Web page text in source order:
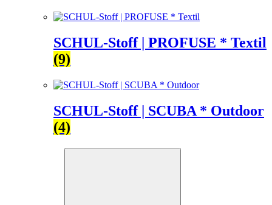
SCHUL-Stoff | PROFUSE * Textil
(9)
SCHUL-Stoff | SCUBA * Outdoor
(4)